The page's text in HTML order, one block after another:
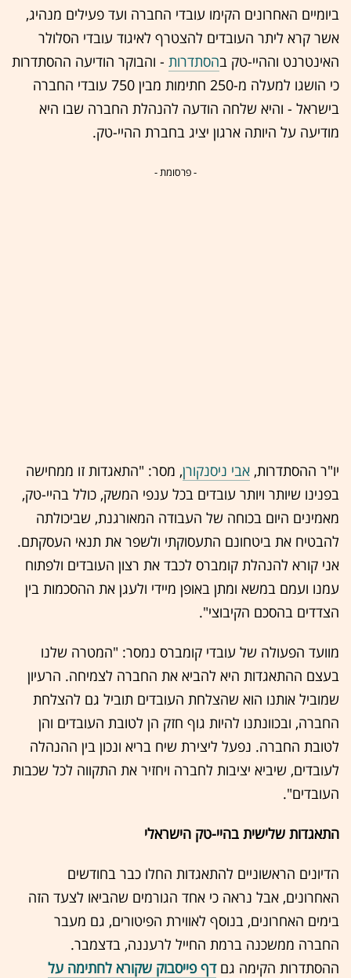
ביומיים האחרונים הקימו עובדי החברה ועד פעילים מנהיג,
אשר קרא ליתר העובדים להצטרף לאיגוד עובדי הסלולר
האינטרנט וההיי-טק בהסתדרות - והבוקר הודיעה ההסתדרות
כי הושגו למעלה מ-250 חתימות מבין 750 עובדי החברה
בישראל - והיא שלחה הודעה להנהלת החברה שבו היא
מודיעה על היותה ארגון יציג בחברת ההיי-טק.
- פרסומת -
יו"ר ההסתדרות, אבי ניסנקורן, מסר: "התאגדות זו ממחישה
בפנינו שיותר ויותר עובדים בכל ענפי המשק, כולל בהיי-טק,
מאמינים היום בכוחה של העבודה המאורגנת, שביכולתה
להבטיח את ביטחונם התעסוקתי ולשפר את תנאי העסקתם.
אני קורא להנהלת קומברס לכבד את רצון העובדים ולפתוח
עמנו ועמם במשא ומתן באופן מיידי ולעגן את ההסכמות בין
הצדדים בהסכם הקיבוצי".
מוועד הפעולה של עובדי קומברס נמסר: "המטרה שלנו
בעצם ההתאגדות היא להביא את החברה לצמיחה. הרעיון
שמוביל אותנו הוא שהצלחת העובדים תוביל גם להצלחת
החברה, ובכוונתנו להיות גוף חזק הן לטובת העובדים והן
לטובת החברה. נפעל ליצירת שיח בריא ונכון בין ההנהלה
לעובדים, שיביא יציבות לחברה ויחזיר את התקווה לכל שכבות
העובדים".
התאגדות שלישית בהיי-טק הישראלי
הדיונים הראשוניים להתאגדות החלו כבר בחודשים
האחרונים, אבל נראה כי אחד הגורמים שהביאו לצעד הזה
בימים האחרונים, בנוסף לאווירת הפיטורים, גם מעבר
החברה ממשכנה ברמת החייל לרעננה, בדצמבר.
ההסתדרות הקימה גםדף פייסבוק שקורא לחתימה על